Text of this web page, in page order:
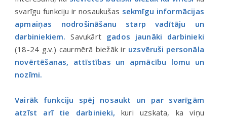
svarīgu funkciju ir nosaukušas sekmīgu informācijas
apmaiņas nodrošināšanu starp vadītāju un
darbiniekiem. Savukārt gados jaunāki darbinieki
(18-24 g.v.) caurmērā biežāk ir uzsvēruši personāla
novērtēšanas, attīstības un apmācību lomu un
nozīmi.
Vairāk funkciju spēj nosaukt un par svarīgām
atzīst arī tie darbinieki, kuri uzskata, ka viņu